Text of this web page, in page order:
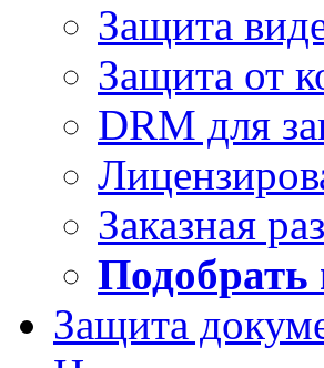
Защита
Защита от
DRM для
Заказная
Подобрать
Защита